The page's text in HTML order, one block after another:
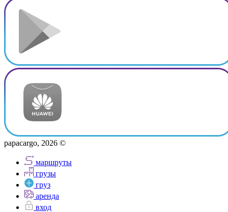
papacargo, 2026 ©
маршруты
грузы
груз
аренда
вход